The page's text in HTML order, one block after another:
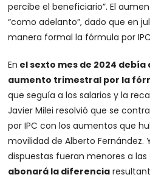
percibe el beneficiario”. El
“como adelanto”, dado que en
manera formal la fórmula por
En el sexto mes de 2024 debía
aumento trimestral por la
que seguía a los salarios y la
Javier Milei resolvió que se
por IPC con los aumentos que
movilidad de Alberto Fernández.
dispuestas fueran menores a las
abonará la diferencia